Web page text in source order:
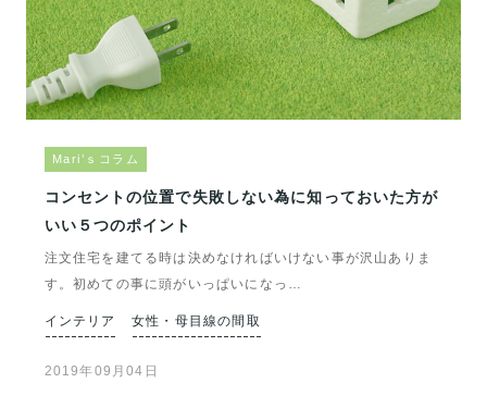
Mari’ｓコラム
コンセントの位置で失敗しない為に知っておいた方が
いい５つのポイント
注文住宅を建てる時は決めなければいけない事が沢山ありま
す。初めての事に頭がいっぱいになっ…
インテリア 女性・母目線の間取
2019年09月04日